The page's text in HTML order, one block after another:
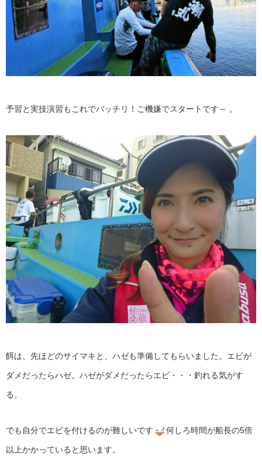
予習と実技演習もこれでバッチリ！ご機嫌でスタートです～ 。
餌は、先ほどのサイマキと、ハゼも準備してもらいました。エビが
ダメだったらハゼ。ハゼがダメだったらエビ・・・釣れる気がす
る。
でも自分でエビを付けるのが難しいです 何しろ時間が船長の5倍
以上かかっていると思います。